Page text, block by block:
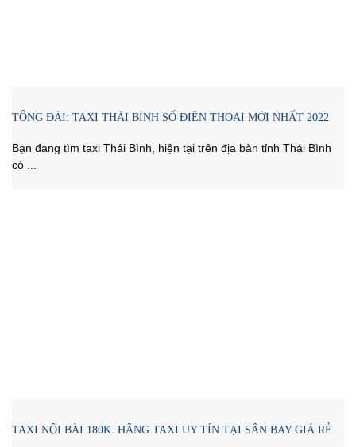
TỔNG ĐÀI: TAXI THÁI BÌNH SỐ ĐIỆN THOẠI MỚI NHẤT 2022
Bạn đang tìm taxi Thái Bình, hiện tại trên địa bàn tỉnh Thái Bình
có ...
TAXI NỘI BÀI 180K. HÃNG TAXI UY TÍN TẠI SÂN BAY GIÁ RẺ